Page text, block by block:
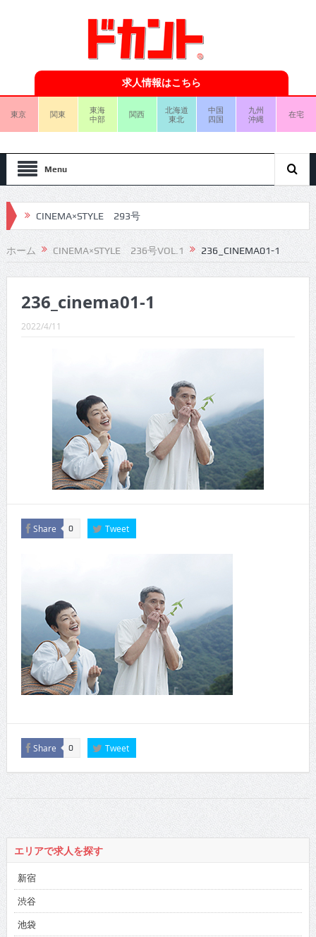
求人情報はこちら
東京 関東
東海
中部
関西
北海道
東北
中国
四国
九州
沖縄
在宅
Menu
CINEMA×STYLE 293号
CINEMA×STYLE 292号
CINEMA×STYLE 291号
CINEMA×STYLE 290号
CINEMA×STYLE 289号
CINEMA×STYLE 286号
CINEMA×STYLE 285号
CINEMA×STYLE 294号
ホーム CINEMA×STYLE 236号VOL.1 236_CINEMA01-1
236_cinema01-1
2022/4/11
Share 0 Tweet
Share 0 Tweet
エリアで求人を探す
新宿
渋谷
池袋